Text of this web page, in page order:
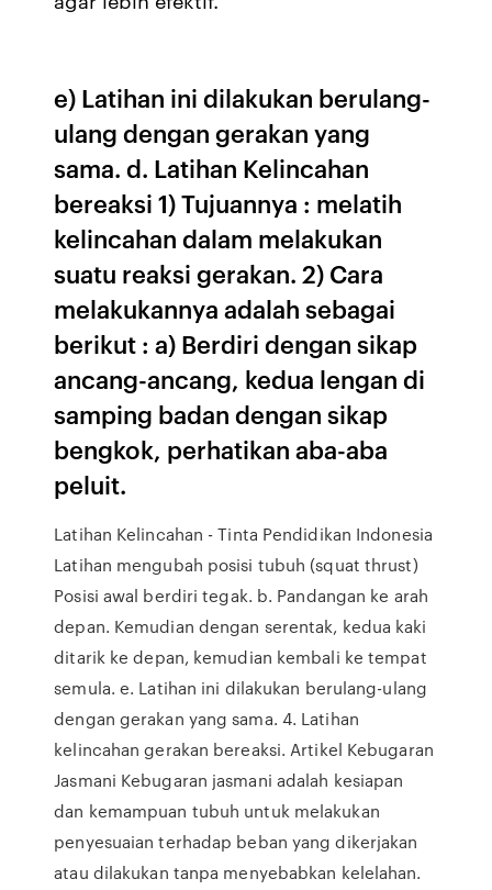
e) Latihan ini dilakukan berulang-
ulang dengan gerakan yang
sama. d. Latihan Kelincahan
bereaksi 1) Tujuannya : melatih
kelincahan dalam melakukan
suatu reaksi gerakan. 2) Cara
melakukannya adalah sebagai
berikut : a) Berdiri dengan sikap
ancang-ancang, kedua lengan di
samping badan dengan sikap
bengkok, perhatikan aba-aba
peluit.
Latihan Kelincahan - Tinta Pendidikan Indonesia
Latihan mengubah posisi tubuh (squat thrust)
Posisi awal berdiri tegak. b. Pandangan ke arah
depan. Kemudian dengan serentak, kedua kaki
ditarik ke depan, kemudian kembali ke tempat
semula. e. Latihan ini dilakukan berulang-ulang
dengan gerakan yang sama. 4. Latihan
kelincahan gerakan bereaksi. Artikel Kebugaran
Jasmani Kebugaran jasmani adalah kesiapan
dan kemampuan tubuh untuk melakukan
penyesuaian terhadap beban yang dikerjakan
atau dilakukan tanpa menyebabkan kelelahan.